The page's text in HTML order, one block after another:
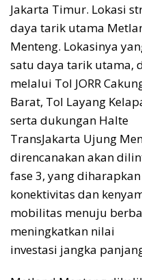
Jakarta Timur. Lokasi
daya tarik utama
Menteng. Lokasinya
satu daya tarik utama,
melalui Tol JORR
Barat, Tol Layang
serta dukungan Halte
TransJakarta Ujung
direncanakan akan
fase 3, yang
konektivitas dan
mobilitas menuju
meningkatkan nilai
investasi jangka